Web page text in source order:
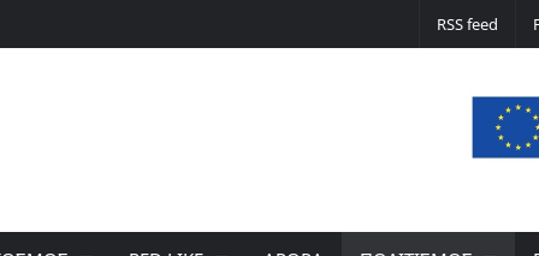
Δε φταίει ο άνεμος… Φταίει η πολιτική
του Γιώργου Σαχίνη
RSS feed